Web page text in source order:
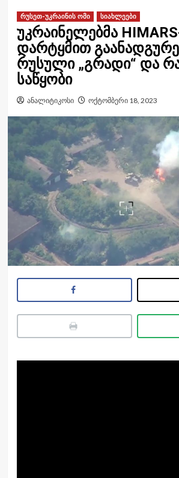
რუსეთ-უკრაინის ომი სიახლეები
უკრაინელებმა
დარტყმით
რუსული „გრადი“ და
საწყობი
ანალიტიკოსი ოქტომბერი 18, 2023